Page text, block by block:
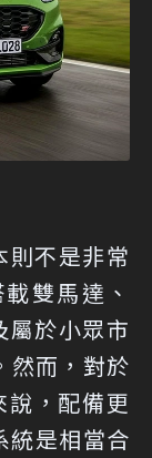
則不是非常
雙馬達、
屬於小眾市
然而，對於
，配備更
統是相當合